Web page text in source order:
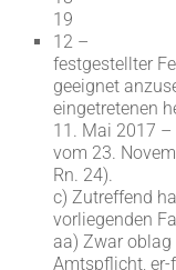
19
12 –
festgestellter
geeignet
eingetretenen
11. Mai 2017 –
vom 23.
Rn. 24).
c) Zutreffend
vorliegenden
aa) Zwar oblag
Amtspflicht,